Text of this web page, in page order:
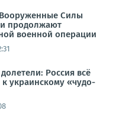
Силы
продолжают
военной операции
Россия всё
к украинскому «чудо-